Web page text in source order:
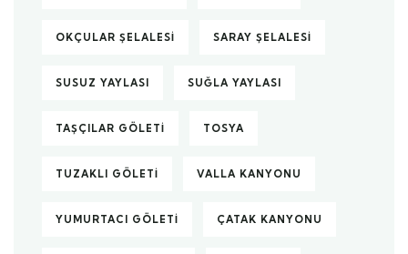
OKÇULAR ŞELALESI SARAY ŞELALESI
SUSUZ YAYLASI SUĞLA YAYLASI
TAŞÇILAR GÖLETI TOSYA
TUZAKLI GÖLETI VALLA KANYONU
YUMURTACI GÖLETI ÇATAK KANYONU